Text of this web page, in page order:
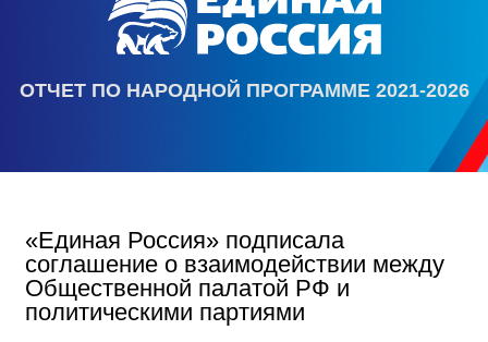
ОТЧЕТ ПО НАРОДНОЙ ПРОГРАММЕ 2021-2026
«Единая Россия» подписала
соглашение о взаимодействии между
Общественной палатой РФ и
политическими партиями